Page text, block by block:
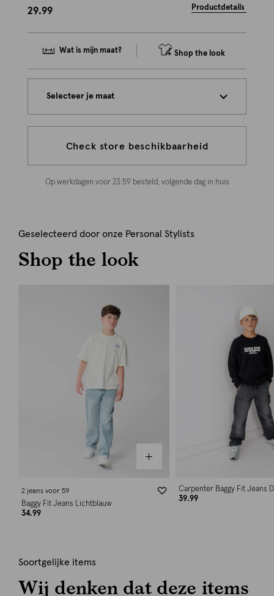
29.99 Productdetails
Wat is mijn maat? Shop the look
Selecteer je maat
Check store beschikbaarheid
Op werkdagen voor 23:59 besteld, volgende dag in huis
Geselecteerd door onze Personal Stylists
Shop the look
2 jeans voor 59
Baggy Fit Jeans Lichtblauw
34.99
Carpenter Baggy Fit Jeans
39.99
Soortgelijke items
Wij denken dat deze items